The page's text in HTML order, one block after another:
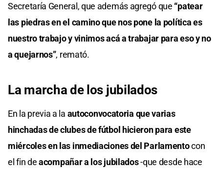
Secretaría General, que además agregó que “patear
las piedras en el camino que nos pone la política es
nuestro trabajo y vinimos acá a trabajar para eso y no
a quejarnos”, remató.
La marcha de los jubilados
En la previa a la autoconvocatoria que varias
hinchadas de clubes de fútbol hicieron para este
miércoles en las inmediaciones del Parlamentocon
el fin deacompañar a los jubilados-que desde hace